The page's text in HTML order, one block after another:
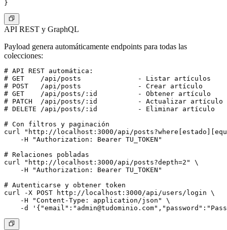
API REST y GraphQL
Payload genera automáticamente endpoints para todas las
colecciones:
# API REST automática:
# GET    /api/posts              - Listar artículos
# POST   /api/posts              - Crear artículo
# GET    /api/posts/:id          - Obtener artículo
# PATCH  /api/posts/:id          - Actualizar artículo
# DELETE /api/posts/:id          - Eliminar artículo
# Con filtros y paginación
curl "http://localhost:3000/api/
    -H "Authorization: Bearer TU_TOKEN"
# Relaciones pobladas
curl "http://localhost:3000/api/posts?depth=2" \
    -H "Authorization: Bearer TU_TOKEN"
# Autenticarse y obtener token
curl -X POST http://localhost:3000/api/users/login \
    -H "Content-Type: application/json" \
    -d '{"email":"
admin@tudominio.com